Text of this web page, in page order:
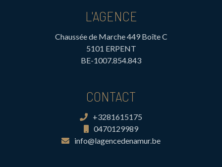
L'AGENCE
Chaussée de Marche 449 Boîte C
5101 ERPENT
BE-1007.854.843
CONTACT
+3281615175
0470129989
info@lagencedenamur.be